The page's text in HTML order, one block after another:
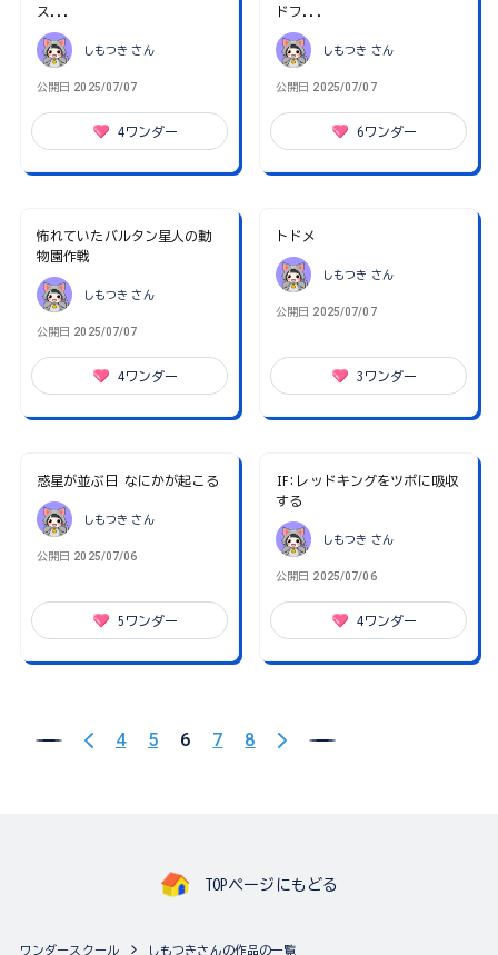
ス...
しもつき さん
公開日 2025/07/07
4ワンダー
ドフ...
しもつき さん
公開日 2025/07/07
6ワンダー
怖れていたバルタン星人の動
物園作戦
しもつき さん
公開日 2025/07/07
4ワンダー
トドメ
しもつき さん
公開日 2025/07/07
3 ワンダー
惑星が並ぶ日 なにかが起こる
しもつき さん
公開日 2025/07/06
5 ワンダー
IF:レッドキングをツボに吸収
する
しもつき さん
公開日 2025/07/06
4ワンダー
4 5 6 7 8
TOPページにもどる
ワンダースクール しもつきさんの作品の一覧